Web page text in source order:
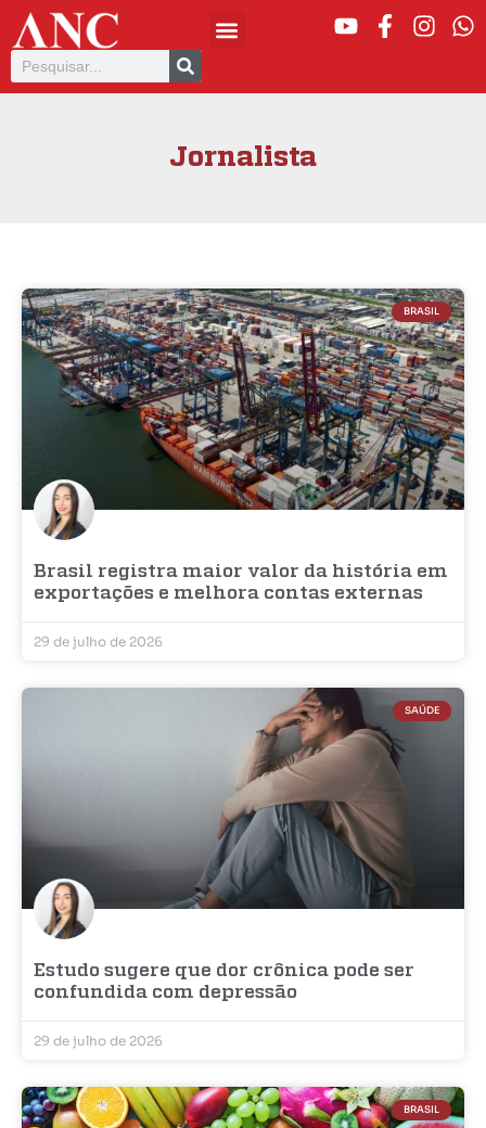
Jornalista
BRASIL
Brasil registra maior valor da história em
exportações e melhora contas externas
29 de julho de 2026
SAÚDE
Estudo sugere que dor crônica pode ser
confundida com depressão
29 de julho de 2026
BRASIL